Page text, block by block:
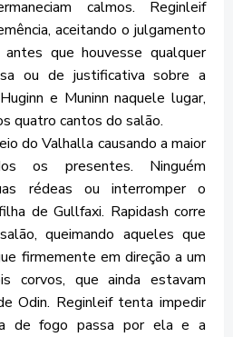
calmos. Reginleif
aceitando o julgamento
que houvesse qualquer
ou de justificativa sobre a
e Muninn naquele lugar,
quatro cantos do salão.
do Valhalla causando a maior
os presentes. Ninguém
rédeas ou interromper o
de Gullfaxi. Rapidash corre
queimando aqueles que
firmemente em direção a um
corvos, que ainda estavam
Odin. Reginleif tenta impedir
de fogo passa por ela e a